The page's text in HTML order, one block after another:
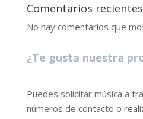
Comentarios recientes
No hay comentarios que
¿Te gusta nuestra
Puedes solicitar música a
números de contacto o